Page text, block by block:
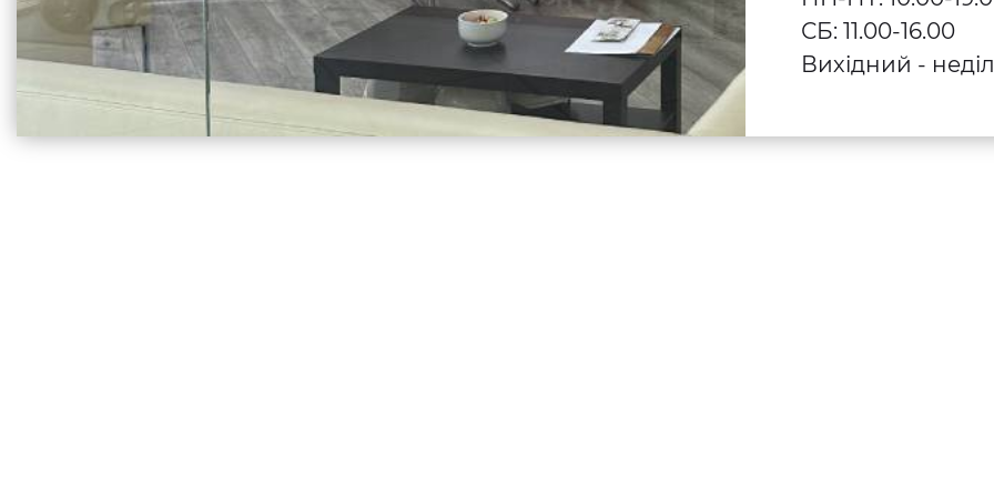
СБ: 11.00-16.00
Вихідний -